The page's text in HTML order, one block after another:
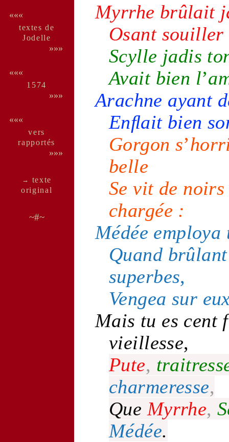
«««
textes de
Jo­delle
»»»
«««
1574
»»»
«««
vers
rappor­tés
»»»
→ texte
ori­ginal
~#~
Myrrhe brûlait
Osant
Scylle jadis
Avait bien l’
Arachne ayant
Enﬂait bien
Gorgon s’
belle
Se vit de noirs
chargée :
Médée
Quand
superbes,
Vengea sur
Mais tu es cent
vieillesse,
Pute,
charmeresse,
Que Myrrhe,
Médée.